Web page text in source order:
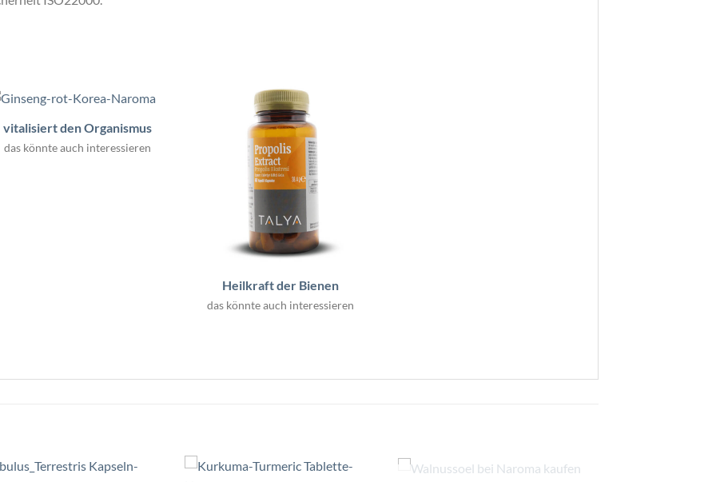
vitalisiert den Organismus
das könnte auch interessieren
Heilkraft der Bienen
das könnte auch interessieren